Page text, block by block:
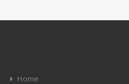
Home